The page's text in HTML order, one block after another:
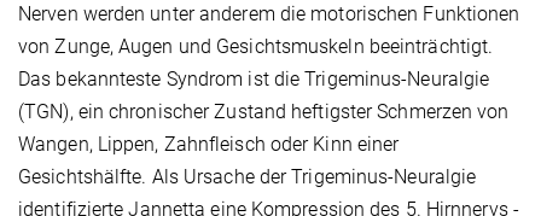
Nerven werden unter anderem die motorischen Funktionen
von Zunge, Augen und Gesichtsmuskeln beeinträchtigt.
Das bekannteste Syndrom ist die Trigeminus-Neuralgie
(TGN), ein chronischer Zustand heftigster Schmerzen von
Wangen, Lippen, Zahnfleisch oder Kinn einer
Gesichtshälfte. Als Ursache der Trigeminus-Neuralgie
identifizierte Jannetta eine Kompression des 5. Hirnnervs -